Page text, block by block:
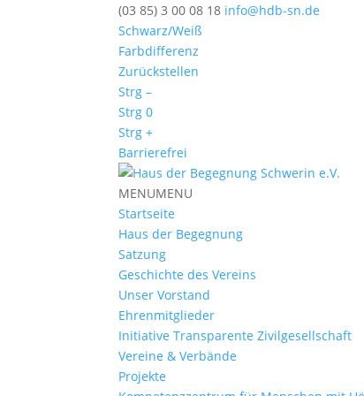
(03 85) 3 00 08 18 info@hdb-sn.de
Schwarz/Weiß
Farbdifferenz
Zurückstellen
Strg –
Strg 0
Strg +
Barrierefrei
MENUMENU
Startseite
Haus der Begegnung
Satzung
Geschichte des Vereins
Unser Vorstand
Ehrenmitglieder
Initiative Transparente Zivilgesellschaft
Vereine & Verbände
Projekte